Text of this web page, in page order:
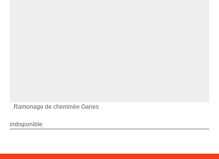
Ramonage de cheminée Garies
indisponible